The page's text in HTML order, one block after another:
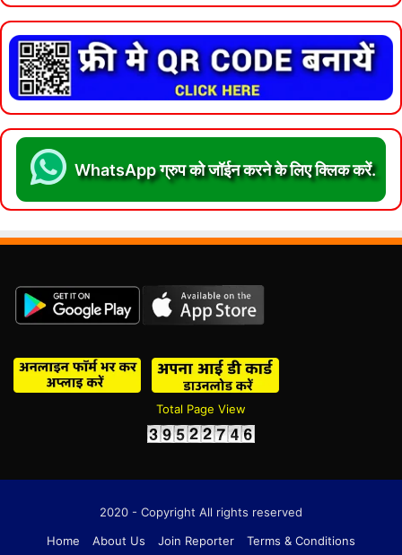
WhatsApp ग्रुप को जॉईन करने के लिए क्लिक करें.
Total Page View
2020 - Copyright All rights reserved
Home
About Us Join Reporter Terms & Conditions